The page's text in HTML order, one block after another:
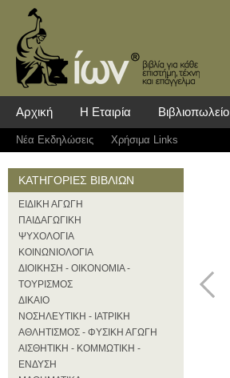
Αρχική Η Εταιρία Βιβλιοπωλείο
Νέα Eκδηλώσεις Χρήσιμα Links
ΚΑΤΗΓΟΡΙΕΣ ΒΙΒΛΙΩΝ
ΕΙΔΙΚΗ ΑΓΩΓΗ
ΠΑΙΔΑΓΩΓΙΚΗ
ΨΥΧΟΛΟΓΙΑ
ΚΟΙΝΩΝΙΟΛΟΓΙΑ
ΔΙΟΙΚΗΣΗ - ΟΙΚΟΝΟΜΙΑ -
ΤΟΥΡΙΣΜΟΣ
ΔΙΚΑΙΟ
ΝΟΣΗΛΕΥΤΙΚΗ - ΙΑΤΡΙΚΗ
ΑΘΛΗΤΙΣΜΟΣ - ΦΥΣΙΚΗ ΑΓΩΓΗ
ΑΙΣΘΗΤΙΚΗ - ΚΟΜΜΩΤΙΚΗ -
ΕΝΔΥΣΗ